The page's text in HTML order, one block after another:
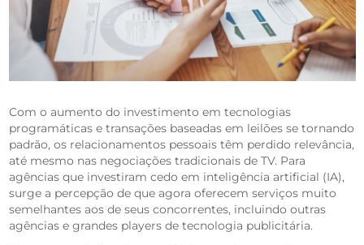
Com o aumento do investimento em tecnologias
programáticas e transações baseadas em leilões se tornando
padrão, os relacionamentos pessoais têm perdido relevância,
até mesmo nas negociações tradicionais de TV. Para
agências que investiram cedo em inteligência artificial (IA),
surge a percepção de que agora oferecem serviços muito
semelhantes aos de seus concorrentes, incluindo outras
agências e grandes players de tecnologia publicitária.